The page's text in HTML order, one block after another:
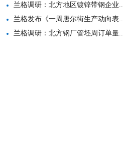
兰格调研：北方地区镀锌带钢企业..
兰格发布《一周唐尔街生产动向表..
兰格调研：北方钢厂管坯周订单量..